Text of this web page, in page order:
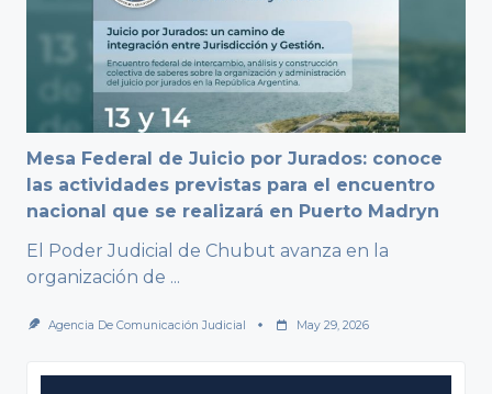
Mesa Federal de Juicio por Jurados: conoce
las actividades previstas para el encuentro
nacional que se realizará en Puerto Madryn
El Poder Judicial de Chubut avanza en la
organización de ...
Agencia De Comunicación Judicial May 29, 2026